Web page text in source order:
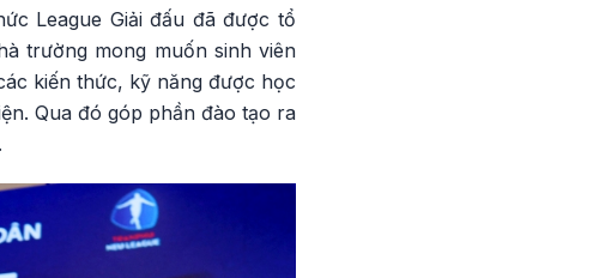
League Giải đấu đã được tổ
trường mong muốn sinh viên
kiến thức, kỹ năng được học
Qua đó góp phần đào tạo ra